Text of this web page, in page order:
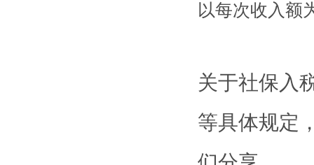
以每次收入额
关于社保入
等具体规定